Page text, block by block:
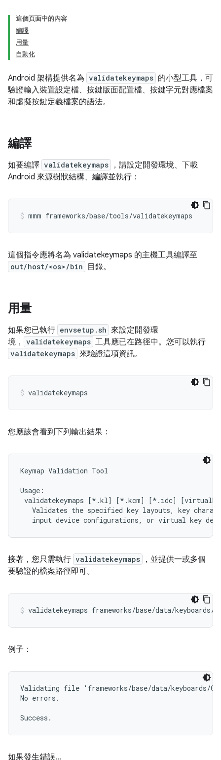
這個頁面中的內容
編譯
用量
自動化
Android 架構提供名為 validatekeymaps 的小型工具，可
驗證輸入裝置設定檔、按鍵版面配置檔、按鍵字元對應檔案
和虛擬按鍵定義檔案的語法。
編譯
如要編譯 validatekeymaps
，請設定開發環境、下載
Android 來源樹狀結構、編譯並執行：
這個指令應將名為 validatekeymaps 的主機工具編譯至
out/host/<os>/bin 目錄。
用量
如果您已執行 envsetup.sh 來設定開發環
境，
validatekeymaps 工具應已在路徑中。您可以執行
validatekeymaps 來驗證這項資訊。
您應該會看到下列輸出結果：
Keymap Validation Tool
Usage:
validatekeymaps [*.kl] [*.kcm] [*.idc]
Validates the specified key layouts, key
接著，您只需執行 validatekeymaps
，並提供一或多個
要驗證的檔案路徑即可。
例子：
Validating file 'frameworks/base/data/keyboards/
No errors.
如果發生錯誤...